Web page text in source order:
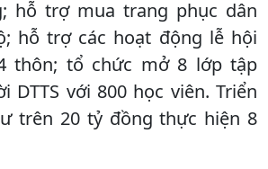
hỗ trợ mua trang phục dân
hỗ trợ các hoạt động lễ hội
thôn; tổ chức mở 8 lớp tập
DTTS với 800 học viên. Triển
trên 20 tỷ đồng thực hiện 8